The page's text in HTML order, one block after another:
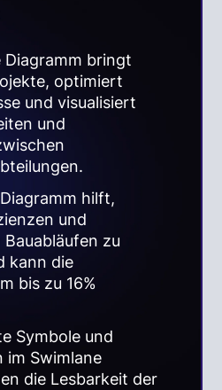
Diagramm bringt
optimiert
und visualisiert
und
hilft,
und
zu
kann die
bis zu 16%
Symbole und
im Swimlane
die Lesbarkeit der